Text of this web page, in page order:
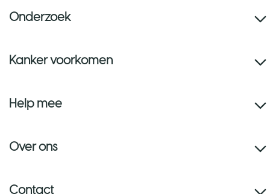
Onderzoek
Kanker voorkomen
Help mee
Over ons
Contact